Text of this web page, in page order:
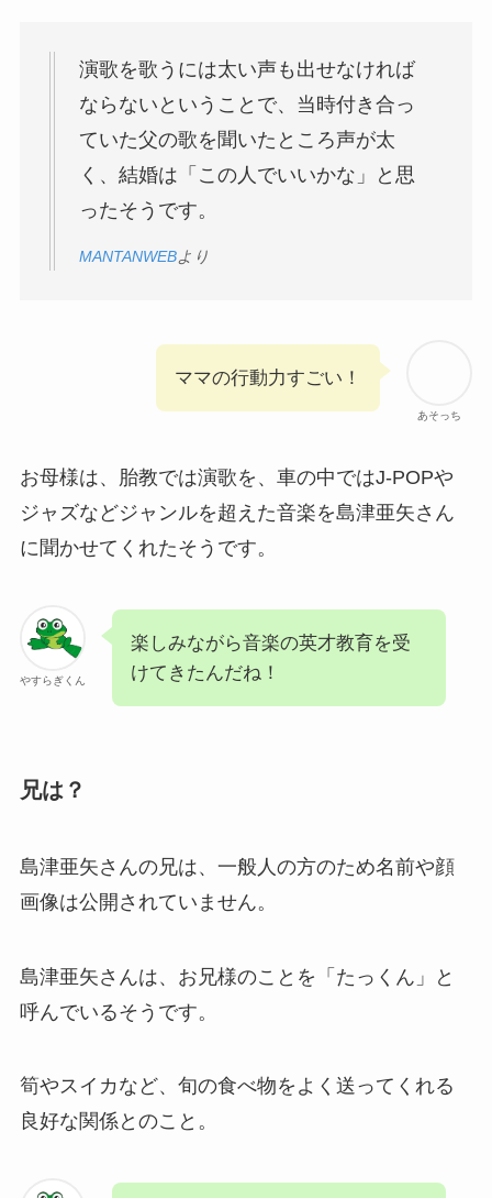
演歌を歌うには太い声も出せなければ
ならないということで、当時付き合っ
ていた父の歌を聞いたところ声が太
く、結婚は「この人でいいかな」と思
ったそうです。
MANTANWEBより
あそっち
ママの行動力すごい！
お母様は、胎教では演歌を、車の中ではJ-POPや
ジャズなどジャンルを超えた音楽を島津亜矢さん
に聞かせてくれたそうです。
やすらぎくん
楽しみながら音楽の英才教育を受
けてきたんだね！
兄は？
島津亜矢さんの兄は、一般人の方のため名前や顔
画像は公開されていません。
島津亜矢さんは、お兄様のことを「たっくん」と
呼んでいるそうです。
筍やスイカなど、旬の食べ物をよく送ってくれる
良好な関係とのこと。